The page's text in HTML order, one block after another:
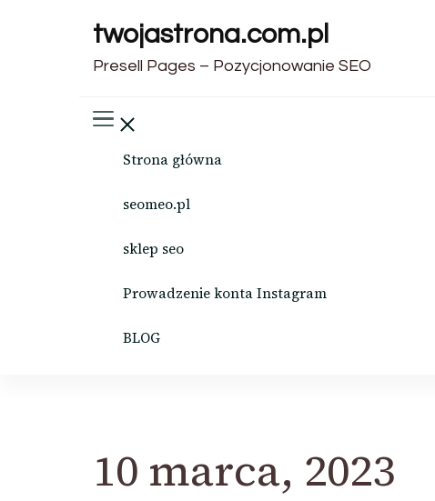
twojastrona.com.pl
Presell Pages – Pozycjonowanie SEO
Strona główna
seomeo.pl
sklep seo
Prowadzenie konta Instagram
BLOG
10 marca, 2023